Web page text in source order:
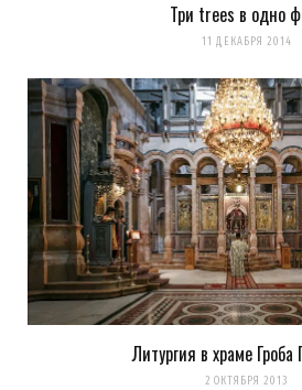
Три trees в одно
11 ДЕКАБРЯ 2014
Литургия в храме Гроба
2 ОКТЯБРЯ 2013